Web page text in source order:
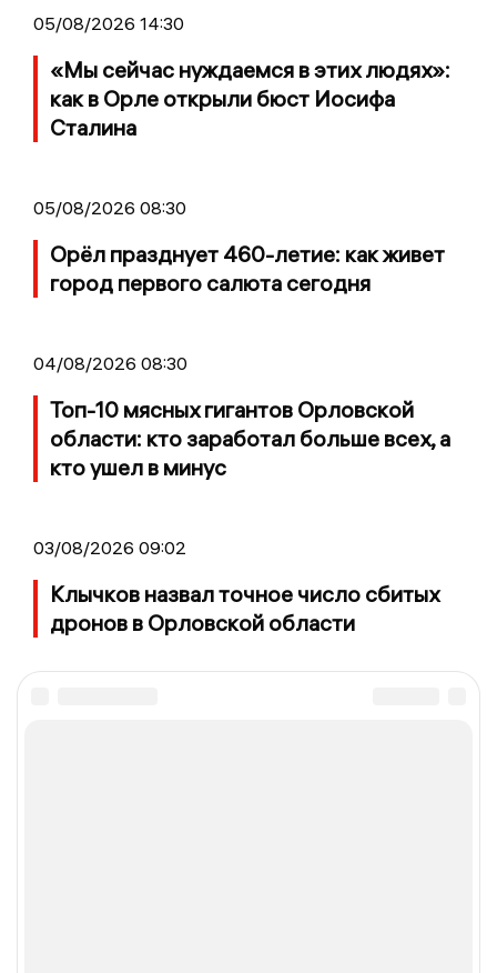
05/08/2026 14:30
«Мы сейчас нуждаемся в этих людях»:
как в Орле открыли бюст Иосифа
Сталина
05/08/2026 08:30
Орёл празднует 460-летие: как живет
город первого салюта сегодня
04/08/2026 08:30
Топ-10 мясных гигантов Орловской
области: кто заработал больше всех, а
кто ушел в минус
03/08/2026 09:02
Клычков назвал точное число сбитых
дронов в Орловской области